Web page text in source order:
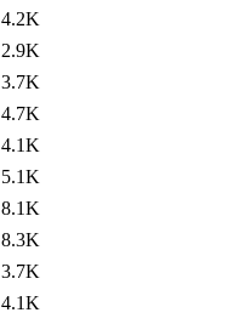
4.2K
2.9K
3.7K
4.7K
4.1K
5.1K
8.1K
8.3K
3.7K
4.1K